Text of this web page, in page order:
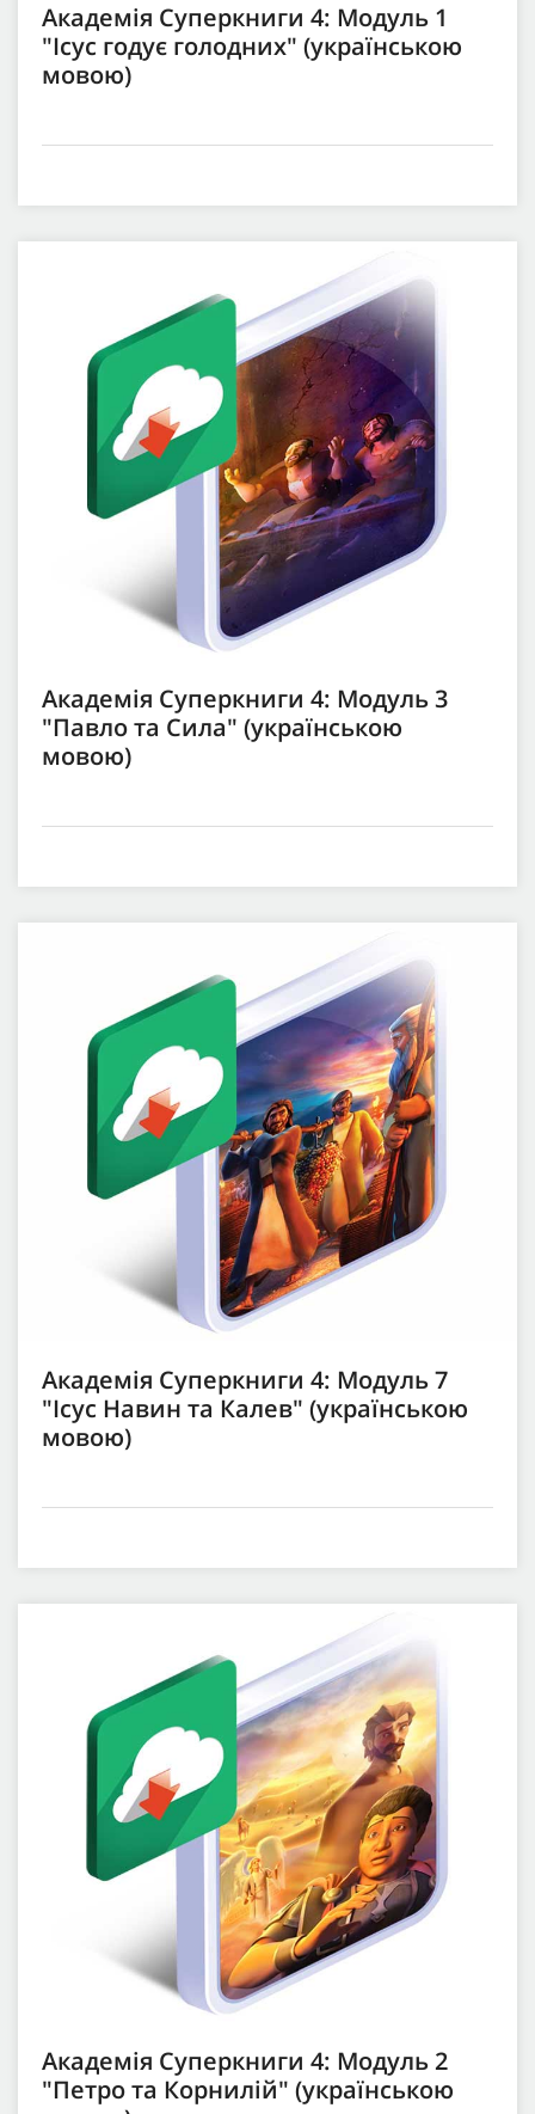
Академія Суперкниги 4: Модуль 1
"Ісус годує голодних" (українською
мовою)
Академія Суперкниги 4: Модуль 3
"Павло та Сила" (українською
мовою)
Академія Суперкниги 4: Модуль 7
"Ісус Навин та Калев" (українською
мовою)
Академія Суперкниги 4: Модуль 2
"Петро та Корнилій" (українською